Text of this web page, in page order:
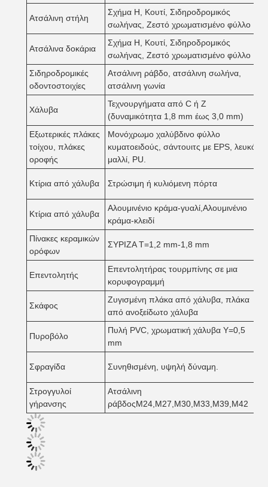
Ατσάλινη στήλη
Σχήμα H, Κουτί, Σιδηροδρομικός
σωλήνας, Ζεστό χρωματισμένο φύλλο
Ατσάλινα δοκάρια
Σχήμα H, Κουτί, Σιδηροδρομικός
σωλήνας, Ζεστό χρωματισμένο φύλλο
Σιδηροδρομικές
οδοντοστοιχίες
Ατσάλινη ράβδο, ατσάλινη σωλήνα,
ατσάλινη γωνία
Χάλυβα
Τεχνουργήματα από C ή Z
(δυναμικότητα 1,8 mm έως 3,0 mm)
Εξωτερικές πλάκες
τοίχου, πλάκες
οροφής
Μονόχρωμο χαλύβδινο φύλλο
κυματοειδούς, σάντουιτς με EPS, λευκό
μαλλί, PU.
Κτίρια από χάλυβα Στρώσιμη ή κυλιόμενη πόρτα
Κτίρια από χάλυβα
Αλουμινένιο κράμα-γυαλί,Αλουμινένιο
κράμα-κλειδί
Πίνακες κεραμικών
ορόφων
ΣΥΡΙΖΑ T=1,2 mm-1,8 mm
Επεντολητής
Επεντολητήρας τουρμπίνης σε μια
κορυφογραμμή
Σκάφος
Ζυγισμένη πλάκα από χάλυβα, πλάκα
από ανοξείδωτο χάλυβα
Πυροβόλο
Πυλή PVC, χρωματική χάλυβα Y=0,5
mm
Σφραγίδα Συνηθισμένη, υψηλή δύναμη.
Στρογγυλοί
γήρανσης
Ατσάλινη
ράβδοςM24,M27,M30,M33,M39,M42